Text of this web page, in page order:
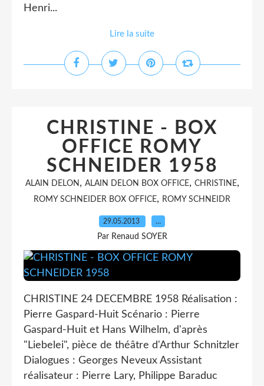
Henri...
Lire la suite
CHRISTINE - BOX
OFFICE ROMY
SCHNEIDER 1958
ALAIN DELON , ALAIN DELON BOX OFFICE, CHRISTINE,
ROMY SCHNEIDER BOX OFFICE, ROMY SCHNEIDR
29.05.2013 …
Par Renaud SOYER
CHRISTINE 24 DECEMBRE 1958 Réalisation :
Pierre Gaspard-Huit Scénario : Pierre
Gaspard-Huit et Hans Wilhelm, d'après
"Liebelei", pièce de théâtre d'Arthur Schnitzler
Dialogues : Georges Neveux Assistant
réalisateur : Pierre Lary, Philippe Baraduc